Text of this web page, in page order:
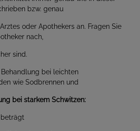
bzw. genau
oder Apothekers an. Fragen Sie
nach,
sind.
bei leichten
wie Sodbrennen und
bei starkem Schwitzen:
beträgt